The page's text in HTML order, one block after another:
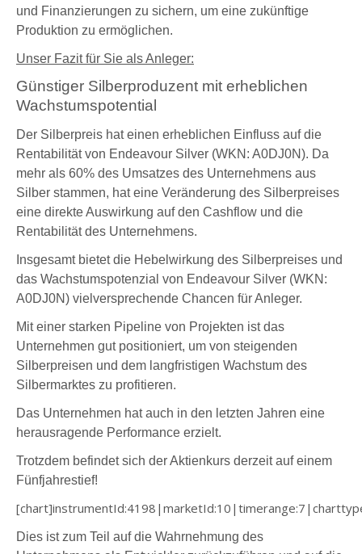
und Finanzierungen zu sichern, um eine zukünftige
Produktion zu ermöglichen.
Unser Fazit für Sie als Anleger:
Günstiger Silberproduzent mit erheblichen
Wachstumspotential
Der Silberpreis hat einen erheblichen Einfluss auf die
Rentabilität von Endeavour Silver (WKN: A0DJ0N). Da
mehr als 60% des Umsatzes des Unternehmens aus
Silber stammen, hat eine Veränderung des Silberpreises
eine direkte Auswirkung auf den Cashflow und die
Rentabilität des Unternehmens.
Insgesamt bietet die Hebelwirkung des Silberpreises und
das Wachstumspotenzial von Endeavour Silver (WKN:
A0DJ0N) vielversprechende Chancen für Anleger.
Mit einer starken Pipeline von Projekten ist das
Unternehmen gut positioniert, um von steigenden
Silberpreisen und dem langfristigen Wachstum des
Silbermarktes zu profitieren.
Das Unternehmen hat auch in den letzten Jahren eine
herausragende Performance erzielt.
Trotzdem befindet sich der Aktienkurs derzeit auf einem
Fünfjahrestief!
Dies ist zum Teil auf die Wahrnehmung des